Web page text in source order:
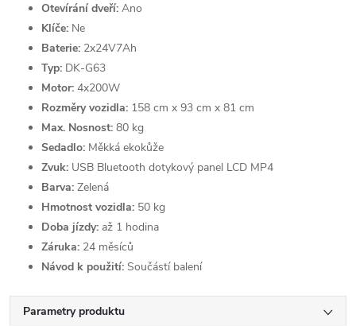
Otevírání dveří: Ano
Klíče: Ne
Baterie: 2x24V7Ah
Typ: DK-G63
Motor: 4x200W
Rozměry vozidla: 158 cm x 93 cm x 81 cm
Max. Nosnost: 80 kg
Sedadlo: Měkká ekokůže
Zvuk: USB Bluetooth dotykový panel LCD MP4
Barva: Zelená
Hmotnost vozidla: 50 kg
Doba jízdy: až 1 hodina
Záruka: 24 měsíců
Návod k použití: Součástí balení
Parametry produktu